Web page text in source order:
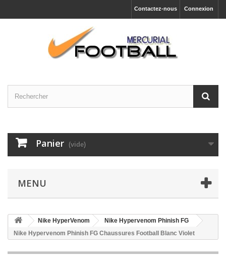
Connexion
Contactez-nous
Panier (vide)
MENU
Nike HyperVenom
Nike Hypervenom Phinish FG
Nike Hypervenom Phinish FG Chaussures Football Blanc Violet